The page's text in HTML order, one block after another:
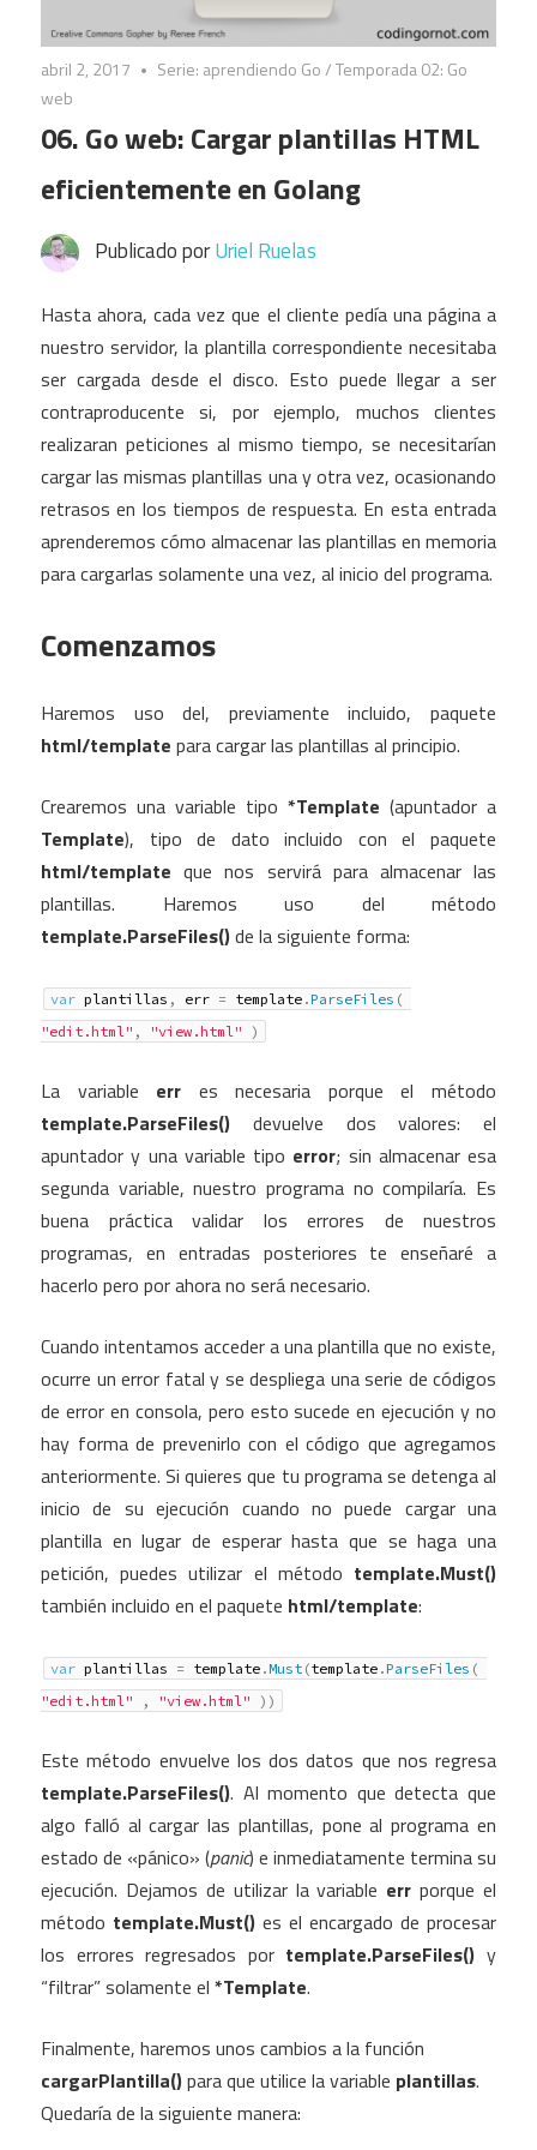
abril 2, 2017 Serie: aprendiendo Go/Temporada 02: Go
web
06. Go web: Cargar plantillas HTML
eficientemente en Golang
Publicado porUriel Ruelas
Hasta ahora, cada vez que el cliente pedía una página a
nuestro servidor, la plantilla correspondiente necesitaba
ser cargada desde el disco. Esto puede llegar a ser
contraproducente si, por ejemplo, muchos clientes
realizaran peticiones al mismo tiempo, se necesitarían
cargar las mismas plantillas una y otra vez, ocasionando
retrasos en los tiempos de respuesta. En esta entrada
aprenderemos cómo almacenar las plantillas en memoria
para cargarlas solamente una vez, al inicio del programa.
Comenzamos
Haremos uso del, previamente incluido, paquete
html/template para cargar las plantillas al principio.
Crearemos una variable tipo *Template (apuntador a
Template), tipo de dato incluido con el paquete
html/templateque nos servirá para almacenar las
plantillas. Haremos uso del método
template.ParseFiles()de la siguiente forma:
var plantillas , err = template .ParseFiles (
"edit.html" , "view.html" )
La variable err es necesaria porque el método
template.ParseFiles() devuelve dos valores: el
apuntador y una variable tipo error; sin almacenar esa
segunda variable, nuestro programa no compilaría. Es
buena práctica validar los errores de nuestros
programas, en entradas posteriores te enseñaré a
hacerlo pero por ahora no será necesario.
Cuando intentamos acceder a una plantilla que no existe,
ocurre un error fatal y se despliega una serie de códigos
de error en consola, pero esto sucede en ejecución y no
hay forma de prevenirlo con el código que agregamos
anteriormente. Si quieres que tu programa se detenga al
inicio de su ejecución cuando no puede cargar una
plantilla en lugar de esperar hasta que se haga una
petición, puedes utilizar el método template.Must()
también incluido en el paquete html/template:
var plantillas = template .Must (template .ParseFiles (
"edit.html"
, "view.html" ) )
Este método envuelve los dos datos que nos regresa
template.ParseFiles(). Al momento que detecta que
algo falló al cargar las plantillas, pone al programa en
estado de «pánico» (panic) e inmediatamente termina su
ejecución. Dejamos de utilizar la variable err porque el
método template.Must() es el encargado de procesar
los errores regresados por template.ParseFiles() y
“filtrar” solamente el *Template.
Finalmente, haremos unos cambios a la función
cargarPlantilla()para que utilice la variable plantillas.
Quedaría de la siguiente manera: